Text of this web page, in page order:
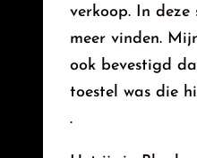
verkoop. In
meer vinden.
ook bevestigd
toestel was die
.